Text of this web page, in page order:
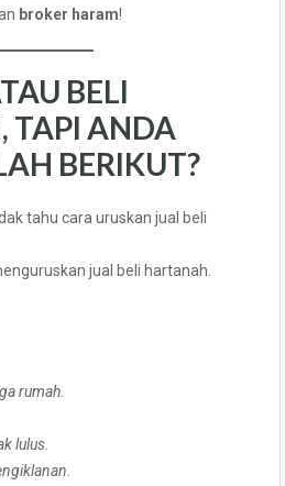
broker haram!
BELI
TAPI ANDA
BERIKUT?
jual beli hartanah.
rumah.
lulus.